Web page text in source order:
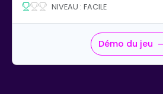
NIVEAU : FACILE
Démo du jeu